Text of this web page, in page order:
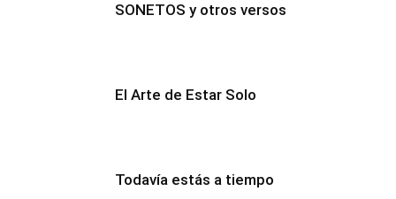
SONETOS y otros versos
El Arte de Estar Solo
Todavía estás a tiempo